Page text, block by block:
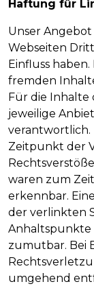
Haftung für
Unser
Webseiten
Einfluss
fremden
Für die Inhalte
jeweilige
verantwortlich.
Zeitpunkt der
waren zum
erkennbar.
der verlinkten
Anhaltspunkte
zumutbar. Bei
umgehend